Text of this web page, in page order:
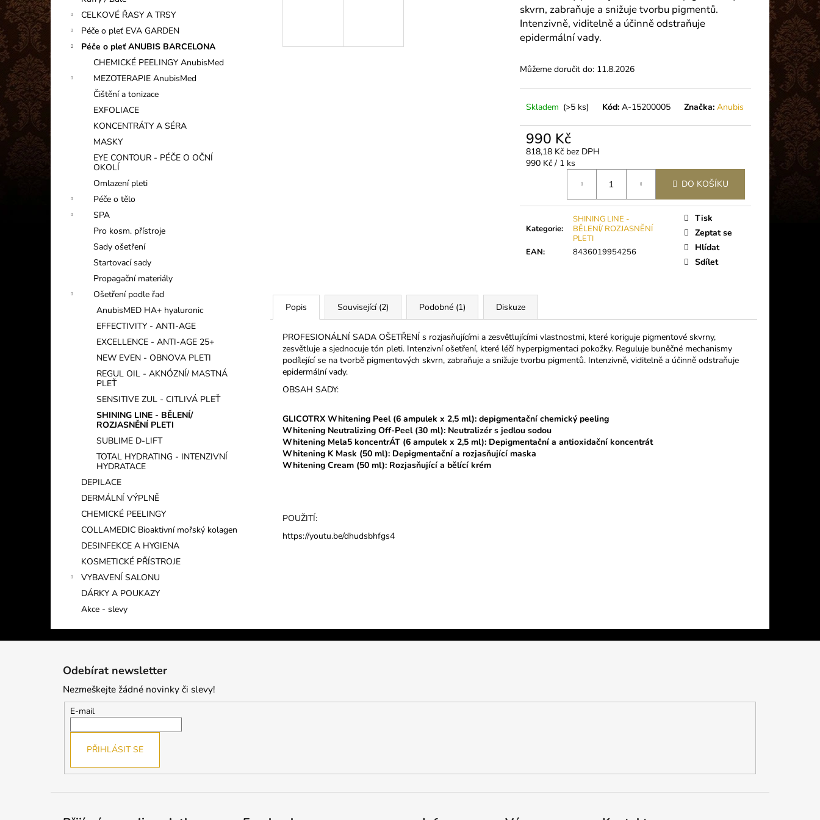
l
CELKOVÉ ŘASY A TRSY
Péče o pleť EVA GARDEN
Péče o pleť ANUBIS BARCELONA
CHEMICKÉ PEELINGY AnubisMed
MEZOTERAPIE AnubisMed
Čištění a tonizace
EXFOLIACE
KONCENTRÁTY A SÉRA
MASKY
EYE CONTOUR - PÉČE O OČNÍ
OKOLÍ
Omlazení pleti
Péče o tělo
SPA
Pro kosm. přístroje
Sady ošetření
Startovací sady
Propagační materiály
Ošetření podle řad
AnubisMED HA+ hyaluronic
EFFECTIVITY - ANTI-AGE
EXCELLENCE - ANTI-AGE 25+
NEW EVEN - OBNOVA PLETI
REGUL OIL - AKNÓZNÍ/ MASTNÁ
PLEŤ
SENSITIVE ZUL - CITLIVÁ PLEŤ
SHINING LINE - BĚLENÍ/
ROZJASNĚNÍ PLETI
SUBLIME D-LIFT
TOTAL HYDRATING - INTENZIVNÍ
HYDRATACE
DEPILACE
DERMÁLNÍ VÝPLNĚ
CHEMICKÉ PEELINGY
COLLAMEDIC Bioaktivní mořský kolagen
DESINFEKCE A HYGIENA
KOSMETICKÉ PŘÍSTROJE
VYBAVENÍ SALONU
DÁRKY A POUKAZY
Akce - slevy
skvrn, zabraňuje a snižuje tvorbu pigmentů.
Intenzivně, viditelně a účinně odstraňuje
epidermální vady.
Můžeme doručit do: 11.8.2026
Skladem (>5 ks) Kód: A-15200005 Značka: Anubis
990 Kč
818,18 Kč bez DPH
Měrná
990 Kč / 1 ks
DO KOŠÍKU
Kategorie:
SHINING LINE -
BĚLENÍ/ ROZJASNĚNÍ
PLETI
EAN: 8436019954256
Tisk
Zeptat se
Hlídat
Sdílet
Popis Související (2) Podobné (1) Diskuze
PROFESIONÁLNÍ SADA OŠETŘENÍ s rozjasňujícími a zesvětlujícími vlastnostmi, které koriguje pigmentové skvrny,
zesvětluje a sjednocuje tón pleti. Intenzivní ošetření, které léčí hyperpigmentaci pokožky. Reguluje buněčné mechanismy
podílející se na tvorbě pigmentových skvrn, zabraňuje a snižuje tvorbu pigmentů. Intenzivně, viditelně a účinně odstraňuje
epidermální vady.
OBSAH SADY:
GLICOTRX Whitening Peel (6 ampulek x 2,5 ml): depigmentační chemický peeling
Whitening Neutralizing Off-Peel (30 ml): Neutralizér s jedlou sodou
Whitening Mela5 koncentrÁT (6 ampulek x 2,5 ml): Depigmentační a antioxidační koncentrát
Whitening K Mask (50 ml): Depigmentační a rozjasňující maska
Whitening Cream (50 ml): Rozjasňující a bělící krém
POUŽITÍ:
https://youtu.be/dhudsbhfgs4
1 Kč
Odebírat newsletter
Nezmeškejte žádné novinky či slevy!
E-mail
PŘIHLÁSIT SE